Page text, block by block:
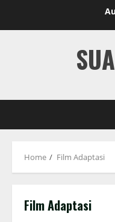
Home Film Adaptasi
Film Adaptasi